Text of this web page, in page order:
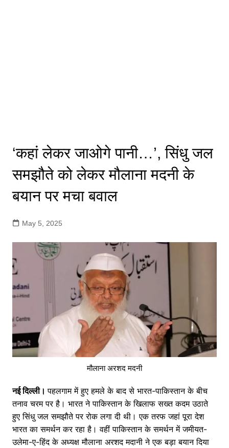
‘कहां लेकर जाओगे पानी…’, सिंधु जल
समझौते को लेकर मौलाना मदनी के
बयान पर मचा बवाल
May 5, 2025
मौलाना अरशद मदनी
नई दिल्ली।पहलगाम में हुए हमले के बाद से भारत-पाकिस्तान के बीच
तनाव चरम पर है। भारत ने पाकिस्तान के खिलाफ सख्त कदम उठाते
हुए सिंधु जल समझौते पर रोक लगा दी थी। एक तरफ जहां पूरा देश
भारत का समर्थन कर रहा है। वहीं पाकिस्तान के समर्थन में जमीयत-
उलेमा-ए-हिंद के अध्यक्ष मौलाना अरशद मदानी ने एक बड़ा बयान दिया